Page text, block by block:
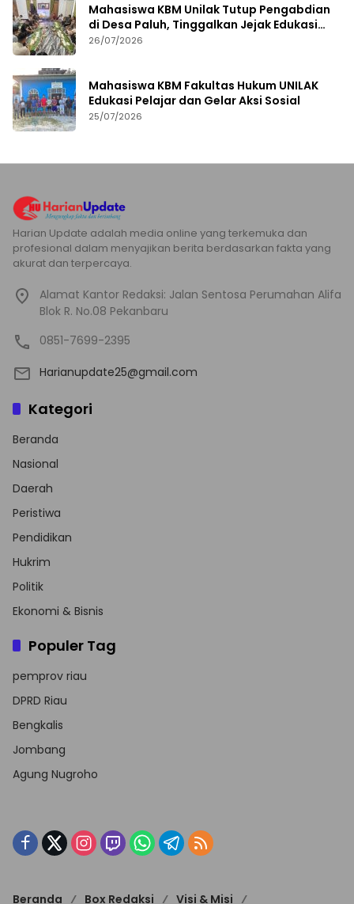
Mahasiswa KBM Unilak Tutup Pengabdian
di Desa Paluh, Tinggalkan Jejak Edukasi
Hukum dan Aksi Sosial
26/07/2026
Mahasiswa KBM Fakultas Hukum UNILAK
Edukasi Pelajar dan Gelar Aksi Sosial
25/07/2026
Harian Update adalah media online yang terkemuka dan
profesional dalam menyajikan berita berdasarkan fakta yang
akurat dan terpercaya.
Alamat Kantor Redaksi: Jalan Sentosa Perumahan Alifa
Blok R. No.08 Pekanbaru
0851-7699-2395
Harianupdate25@gmail.com
Kategori
Beranda
Nasional
Daerah
Peristiwa
Pendidikan
Hukrim
Politik
Ekonomi & Bisnis
Populer Tag
pemprov riau
DPRD Riau
Bengkalis
Jombang
Agung Nugroho
Beranda Box Redaksi Visi & Misi